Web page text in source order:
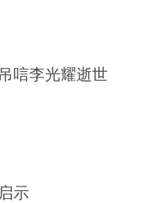
唁李光耀逝世
示